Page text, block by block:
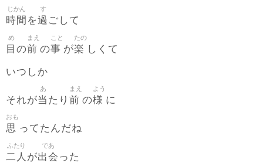
時間
じかん
を過
す
ごして
目
め
の前
まえ
の事
こと
が楽
たの
しくて
いつしか
それが当
あ
たり 前
まえ
の様
よう
に
思
おも
ってたんだね
二人
ふたり
が出会
であ
った